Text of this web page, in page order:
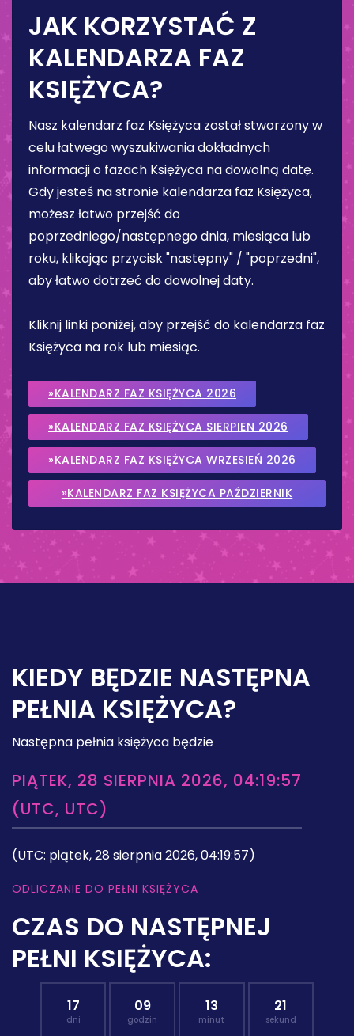
JAK KORZYSTAĆ Z
KALENDARZA FAZ
KSIĘŻYCA?
Nasz kalendarz faz Księżyca został stworzony w
celu łatwego wyszukiwania dokładnych
informacji o fazach Księżyca na dowolną datę.
Gdy jesteś na stronie kalendarza faz Księżyca,
możesz łatwo przejść do
poprzedniego/następnego dnia, miesiąca lub
roku, klikając przycisk "następny" / "poprzedni",
aby łatwo dotrzeć do dowolnej daty.
Kliknij linki poniżej, aby przejść do kalendarza faz
Księżyca na rok lub miesiąc.
»KALENDARZ FAZ KSIĘŻYCA 2026
»KALENDARZ FAZ KSIĘŻYCA SIERPIEN 2026
»KALENDARZ FAZ KSIĘŻYCA WRZESIEŃ 2026
»KALENDARZ FAZ KSIĘŻYCA PAŹDZIERNIK
KIEDY BĘDZIE NASTĘPNA
PEŁNIA KSIĘŻYCA?
Następna pełnia księżyca będzie
PIĄTEK, 28 SIERPNIA 2026, 04:19:57
(UTC, UTC)
(UTC: piątek, 28 sierpnia 2026, 04:19:57)
ODLICZANIE DO PEŁNI KSIĘŻYCA
CZAS DO NASTĘPNEJ
PEŁNI KSIĘŻYCA:
17
dni
09
godzin
13
minut
20
sekund